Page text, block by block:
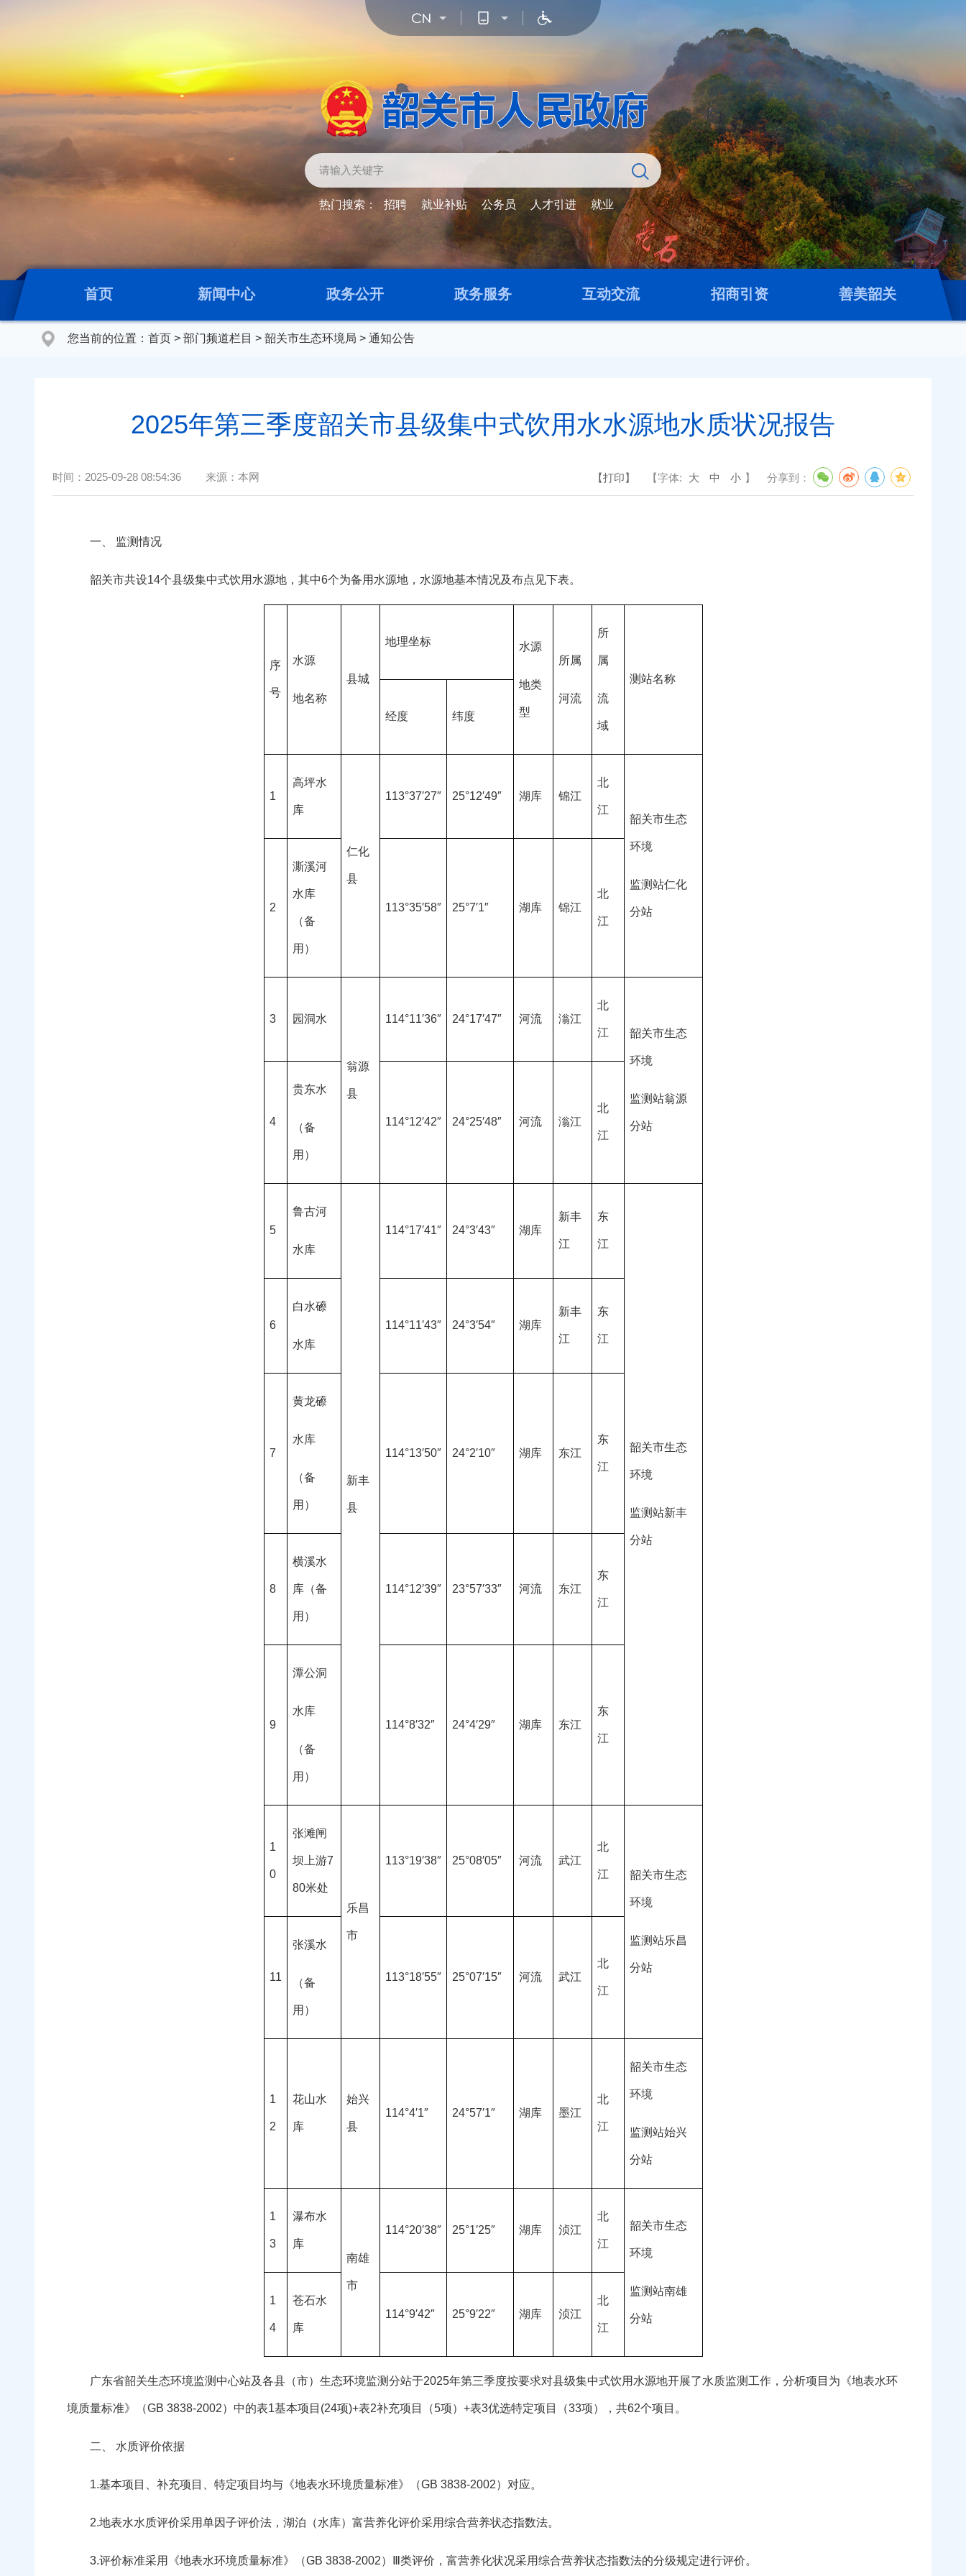
热门搜索： 招聘 就业补贴 公务员 人才引进 就业
首页 新闻中心 政务公开 政务服务 互动交流 招商引资 善美韶关
您当前的位置： 首页 > 部门频道栏目 > 韶关市生态环境局 > 通知公告
2025年第三季度韶关市县级集中式饮用水水源地水质状况报告
时间： 2025-09-28 08:54:36 来源： 本网 【打印】 【字体: 大 中 小 】 分享到：
一、 监测情况
韶关市共设14个县级集中式饮用水源地，其中6个为备用水源地，水源地基本情况及布点见下表。
序
号
水源
地名称
县城
地理坐标 水源
地类
型
所属
河流
所
属
流
域
测站名称
经度 纬度
1
高坪水
库
仁化
县
113°37′27″ 25°12′49″ 湖库 锦江
北
江
韶关市生态
环境
监测站仁化
分站
2
澌溪河
水库
（备
用）
113°35′58″ 25°7′1″ 湖库 锦江
北
江
3 园洞水
翁源
县
114°11′36″ 24°17′47″ 河流 滃江
北
江 韶关市生态
环境
监测站翁源
分站
4
贵东水
（备
用）
114°12′42″ 24°25′48″ 河流 滃江
北
江
5
鲁古河
水库
新丰
县
114°17′41″ 24°3′43″ 湖库
新丰
江
东
江
韶关市生态
环境
监测站新丰
分站
6
白水礤
水库
114°11′43″ 24°3′54″ 湖库
新丰
江
东
江
7
黄龙礤
水库
（备
用）
114°13′50″ 24°2′10″ 湖库 东江
东
江
8
横溪水
库（备
用）
114°12′39″ 23°57′33″ 河流 东江
东
江
9
潭公洞
水库
（备
用）
114°8′32″ 24°4′29″ 湖库 东江
东
江
1
0
张滩闸
坝上游7
80米处
乐昌
市
113°19′38″ 25°08′05″ 河流 武江
北
江 韶关市生态
环境
监测站乐昌
分站
11
张溪水
（备
用）
113°18′55″ 25°07′15″ 河流 武江
北
江
1
2
花山水
库
始兴
县
114°4′1″ 24°57′1″ 湖库 墨江
北
江
韶关市生态
环境
监测站始兴
分站
1
3
瀑布水
库
南雄
市
114°20′38″ 25°1′25″ 湖库 浈江
北
江
韶关市生态
环境
监测站南雄
分站
1
4
苍石水
库
114°9′42″ 25°9′22″ 湖库 浈江
北
江
广东省韶关生态环境监测中心站及各县（市）生态环境监测分站于2025年第三季度按要求对县级集中式饮用水源地开展了水质监测工作，分析项目为《地表水环
境质量标准》（GB 3838-2002）中的表1基本项目(24项)+表2补充项目（5项）+表3优选特定项目（33项），共62个项目。
二、 水质评价依据
1.基本项目、补充项目、特定项目均与《地表水环境质量标准》（GB 3838-2002）对应。
2.地表水水质评价采用单因子评价法，湖泊（水库）富营养化评价采用综合营养状态指数法。
3.评价标准采用《地表水环境质量标准》（GB 3838-2002）Ⅲ类评价，富营养化状况采用综合营养状态指数法的分级规定进行评价。